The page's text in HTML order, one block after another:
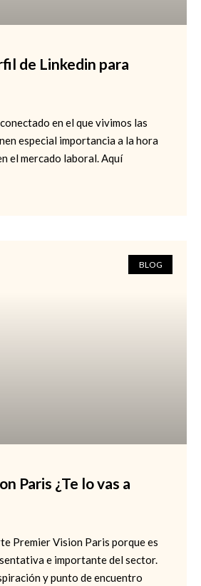
de Linkedin para
en el que vivimos las
especial importancia a la hora
el mercado laboral. Aquí
BLOG
Paris ¿Te lo vas a
Premier Vision Paris porque es
e importante del sector.
y punto de encuentro